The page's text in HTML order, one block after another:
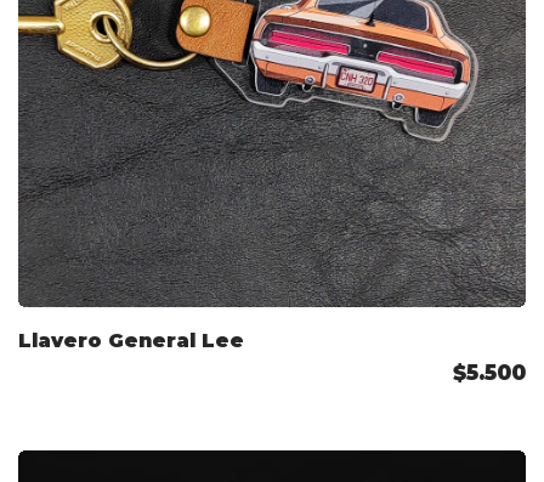
Llavero General Lee
$5.500